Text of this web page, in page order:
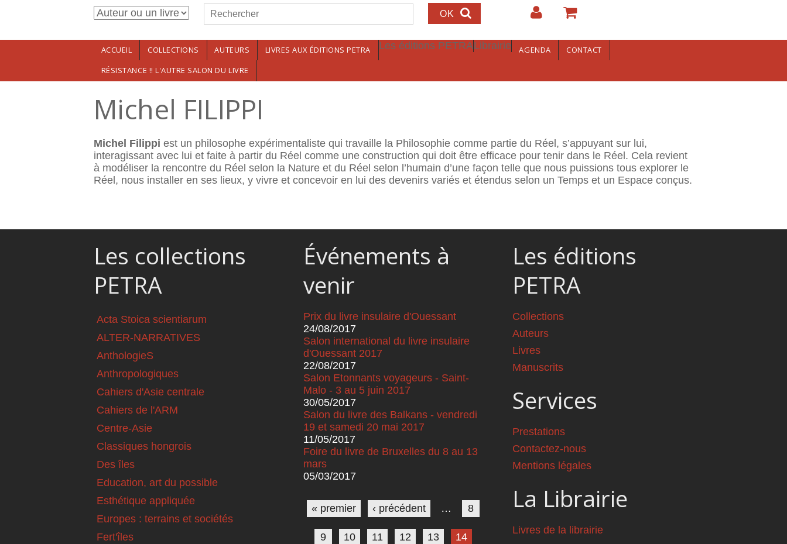
Aller au contenu principalFormulaire de recherche
Rechercher
ACCUEIL COLLECTIONS AUTEURS LIVRES AUX ÉDITIONS PETRA Les éditions PETRALibrairie AGENDA
CONTACT
RÉSISTANCE !! L'AUTRE SALON DU LIVRE
Michel FILIPPI
Michel Filippi est un philosophe expérimentaliste qui travaille la Philosophie comme partie du Réel, s’appuyant sur lui,
interagissant avec lui et faite à partir du Réel comme une construction qui doit être efficace pour tenir dans le Réel. Cela revient
à modéliser la rencontre du Réel selon la Nature et du Réel selon l’humain d’une façon telle que nous puissions tous explorer le
Réel, nous installer en ses lieux, y vivre et concevoir en lui des devenirs variés et étendus selon un Temps et un Espace conçus.
Les collections
PETRA
Acta Stoica scientiarum
ALTER-NARRATIVES
AnthologieS
Anthropologiques
Cahiers d'Asie centrale
Cahiers de l'ARM
Centre-Asie
Classiques hongrois
Des îles
Education, art du possible
Esthétique appliquée
Europes : terrains et sociétés
Fert'îles
Événements à
venir
Prix du livre insulaire d'Ouessant
24/08/2017
Salon international du livre insulaire
d'Ouessant 2017
22/08/2017
Salon Etonnants voyageurs - Saint-
Malo - 3 au 5 juin 2017
30/05/2017
Salon du livre des Balkans - vendredi
19 et samedi 20 mai 2017
11/05/2017
Foire du livre de Bruxelles du 8 au 13
mars
05/03/2017
Pages
« premier ‹ précédent … 8
9 10 11 12 13 14
Les éditions
PETRA
Collections
Auteurs
Livres
Manuscrits
Services
Prestations
Contactez-nous
Mentions légales
La Librairie
Livres de la librairie